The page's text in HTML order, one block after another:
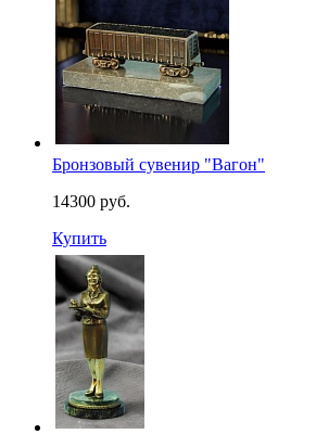
Бронзовый сувенир "Вагон"
14300 руб.
Купить